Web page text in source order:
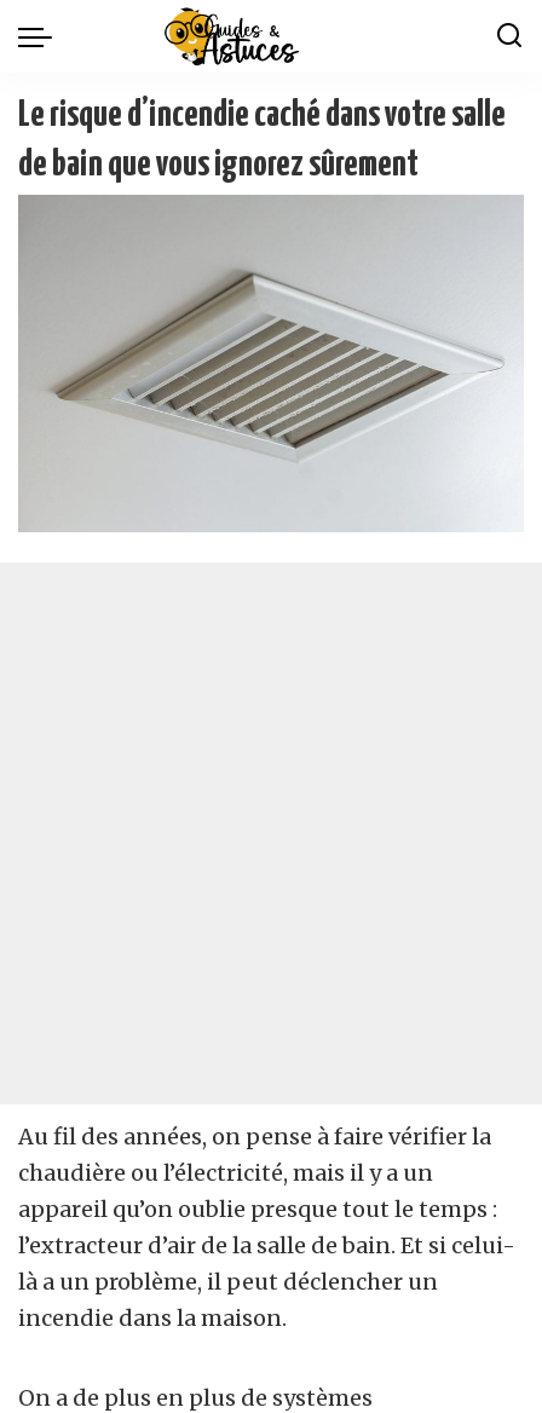
Le risque d’incendie caché dans votre salle
de bain que vous ignorez sûrement
Au fil des années, on pense à faire vérifier la
chaudière ou l’électricité, mais il y a un
appareil qu’on oublie presque tout le temps :
l’extracteur d’air de la salle de bain. Et si celui-
là a un problème, il peut déclencher un
incendie dans la maison.
On a de plus en plus de systèmes